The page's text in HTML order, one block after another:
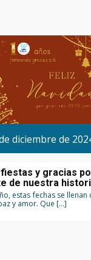
diciembre de
y gracias
de nuestra
estas fechas se llenan
y amor. Que […]